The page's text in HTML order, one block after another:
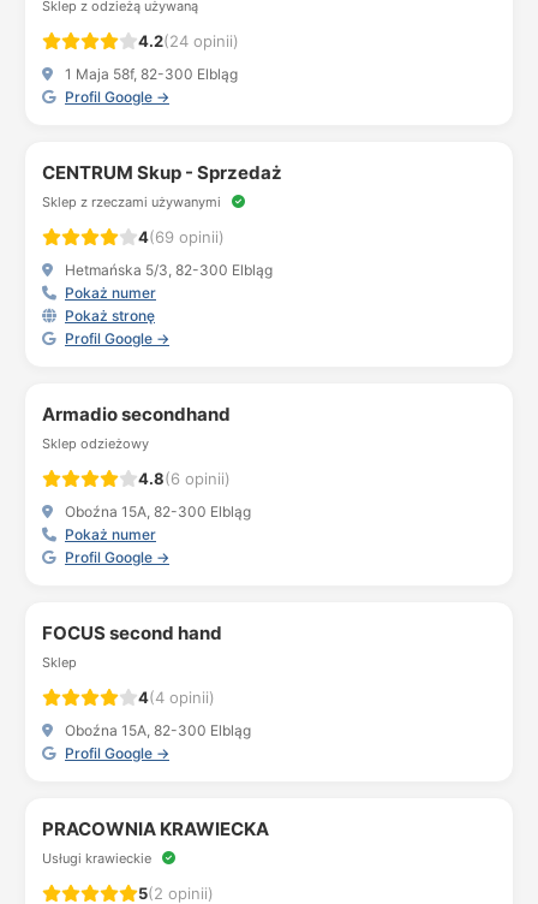
Sklep z odzieżą używaną
4.2(24 opinii)
1 Maja 58f, 82-300 Elbląg
Profil Google →
CENTRUM Skup - Sprzedaż
Sklep z rzeczami używanymi
4(69 opinii)
Hetmańska 5/3, 82-300 Elbląg
Pokaż numer
Pokaż stronę
Profil Google →
Armadio secondhand
Sklep odzieżowy
4.8(6 opinii)
Oboźna 15A, 82-300 Elbląg
Pokaż numer
Profil Google →
FOCUS second hand
Sklep
4(4 opinii)
Oboźna 15A, 82-300 Elbląg
Profil Google →
PRACOWNIA KRAWIECKA
Usługi krawieckie
5(2 opinii)